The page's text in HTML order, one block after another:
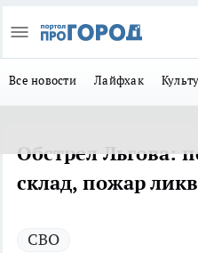
Все новости Лайфхак
Обстрел Льгова:
склад, пожар
СВО